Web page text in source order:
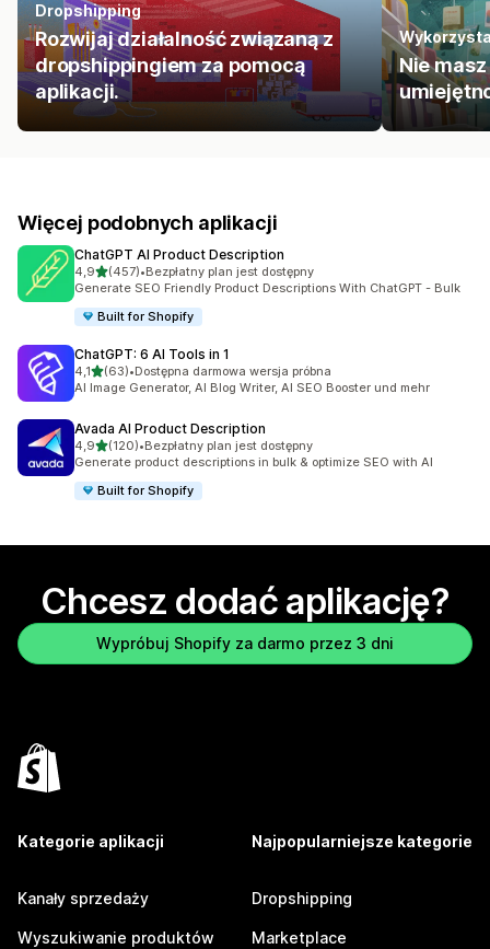
Dropshipping
Rozwijaj działalność związaną z
dropshippingiem za pomocą
aplikacji.
Nie
Więcej podobnych aplikacji
ChatGPT AI Product Description
4,9na 5 gwiazdek
(457)
Łączna liczba recenzji: 457
•Bezpłatny plan jest dostępny
Generate SEO Friendly Product Descriptions With ChatGPT - Bulk
Built for Shopify
ChatGPT: 6 AI Tools in 1
4,1na 5 gwiazdek
(63)
Łączna liczba recenzji: 63
•Dostępna darmowa wersja próbna
AI Image Generator, AI Blog Writer, AI SEO Booster und mehr
Avada AI Product Description
4,9na 5 gwiazdek
(120)
Łączna liczba recenzji: 120
•Bezpłatny plan jest dostępny
Generate product descriptions in bulk & optimize SEO with AI
Built for Shopify
Chcesz dodać aplikację?
Wypróbuj Shopify za darmo przez 3 dni
Kategorie aplikacji
Kanały sprzedaży
Wyszukiwanie produktów
Najpopularniejsze kategorie
Dropshipping
Marketplace